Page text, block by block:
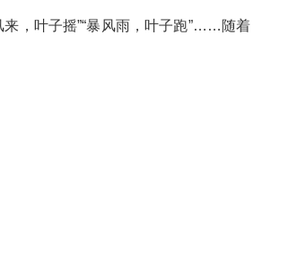
来，叶子摇”“暴风雨，叶子跑”……随着